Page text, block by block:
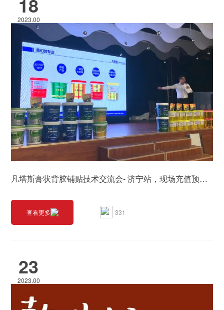
2023.00
凡塔斯膏状背胶铺贴技术交流会- 济宁站，现场充值预购近 50万元
查看更多 331
23
2023.00